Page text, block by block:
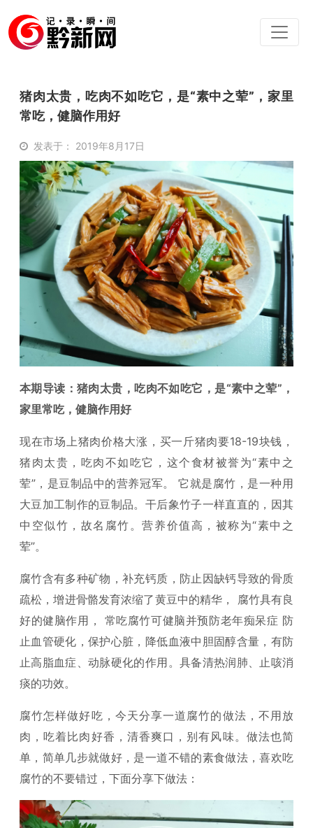
猪肉太贵，吃肉不如吃它，是“素中之荤”，家里
常吃，健脑作用好
发表于： 2019年8月17日
本期导读：猪肉太贵，吃肉不如吃它，是“素中之荤”，
家里常吃，健脑作用好
现在市场上猪肉价格大涨，买一斤猪肉要18-19块钱，
猪肉太贵，吃肉不如吃它，这个食材被誉为“素中之
荤”，是豆制品中的营养冠军。 它就是腐竹，是一种用
大豆加工制作的豆制品。干后象竹子一样直直的，因其
中空似竹，故名腐竹。营养价值高，被称为“素中之
荤”。
腐竹含有多种矿物，补充钙质，防止因缺钙导致的骨质
疏松，增进骨骼发育浓缩了黄豆中的精华， 腐竹具有良
好的健脑作用， 常吃腐竹可健脑并预防老年痴呆症 防
止血管硬化，保护心脏，降低血液中胆固醇含量，有防
止高脂血症、动脉硬化的作用。具备清热润肺、止咳消
痰的功效。
腐竹怎样做好吃，今天分享一道腐竹的做法，不用放
肉，吃着比肉好香，清香爽口，别有风味。做法也简
单，简单几步就做好，是一道不错的素食做法，喜欢吃
腐竹的不要错过，下面分享下做法：